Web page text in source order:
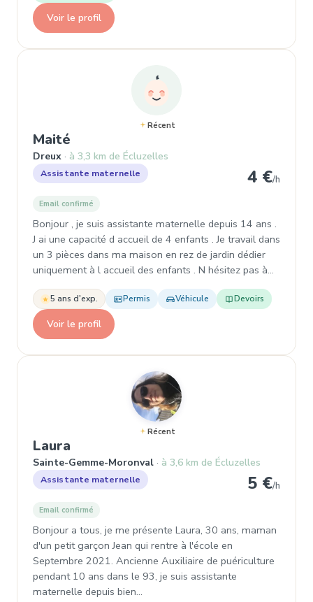
Voir le profil
Récent
Maité
Dreux à 3,3 km de Écluzelles
Assistante maternelle 4 €/h
Email confirmé
Bonjour , je suis assistante maternelle depuis 14 ans .
J ai une capacité d accueil de 4 enfants . Je travail dans
un 3 pièces dans ma maison en rez de jardin dédier
uniquement à l accueil des enfants . N hésitez pas à…
5 ans d'exp. Permis Véhicule Devoirs
Voir le profil
Récent
Laura
Sainte-Gemme-Moronval à 3,6 km de Écluzelles
Assistante maternelle 5 €/h
Email confirmé
Bonjour a tous, je me présente Laura, 30 ans, maman
d'un petit garçon Jean qui rentre à l'école en
Septembre 2021. Ancienne Auxiliaire de puériculture
pendant 10 ans dans le 93, je suis assistante
maternelle depuis bien…